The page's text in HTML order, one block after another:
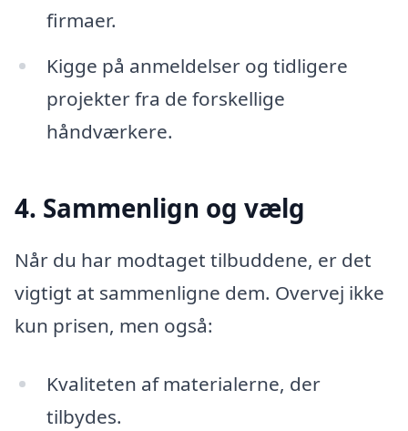
firmaer.
Kigge på anmeldelser og tidligere
projekter fra de forskellige
håndværkere.
4. Sammenlign og vælg
Når du har modtaget tilbuddene, er det
vigtigt at sammenligne dem. Overvej ikke
kun prisen, men også:
Kvaliteten af materialerne, der
tilbydes.